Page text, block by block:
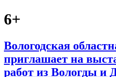
6+
Вологодская
приглашает на
работ из Вологды и